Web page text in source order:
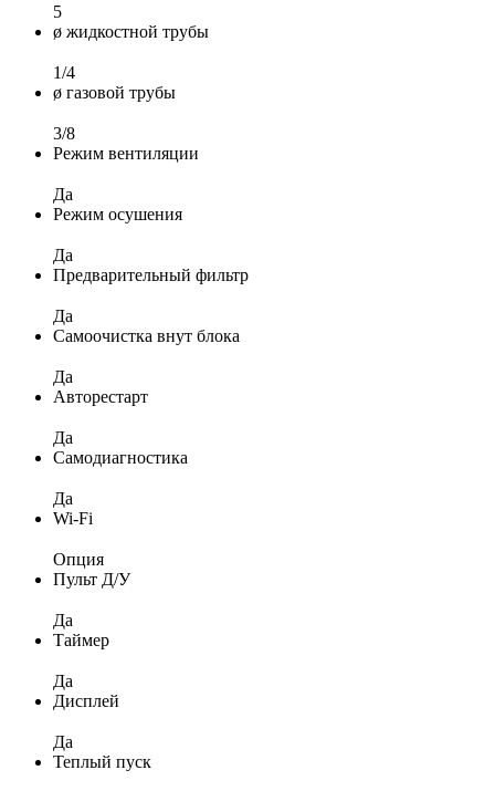
5
ø жидкостной трубы
1/4
ø газовой трубы
3/8
Режим вентиляции
Да
Режим осушения
Да
Предварительный фильтр
Да
Самоочистка внут блока
Да
Авторестарт
Да
Самодиагностика
Да
Wi-Fi
Опция
Пульт Д/У
Да
Таймер
Да
Дисплей
Да
Теплый пуск